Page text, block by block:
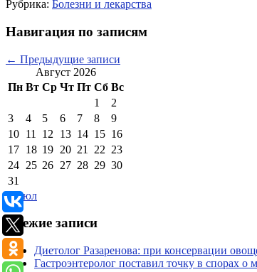
Рубрика: Болезни и лекарства
Навигация по записям
← Предыдущие записи
Август 2026
Пн Вт Ср Чт Пт Сб Вс
1
2
3
4 5 6 7 8
9
10 11 12 13 14 15 16
17 18 19 20 21 22 23
24 25 26 27 28 29 30
31
« Июл
Свежие записи
Диетолог Разаренова: при консервации
Гастроэнтеролог поставил точку в спорах о